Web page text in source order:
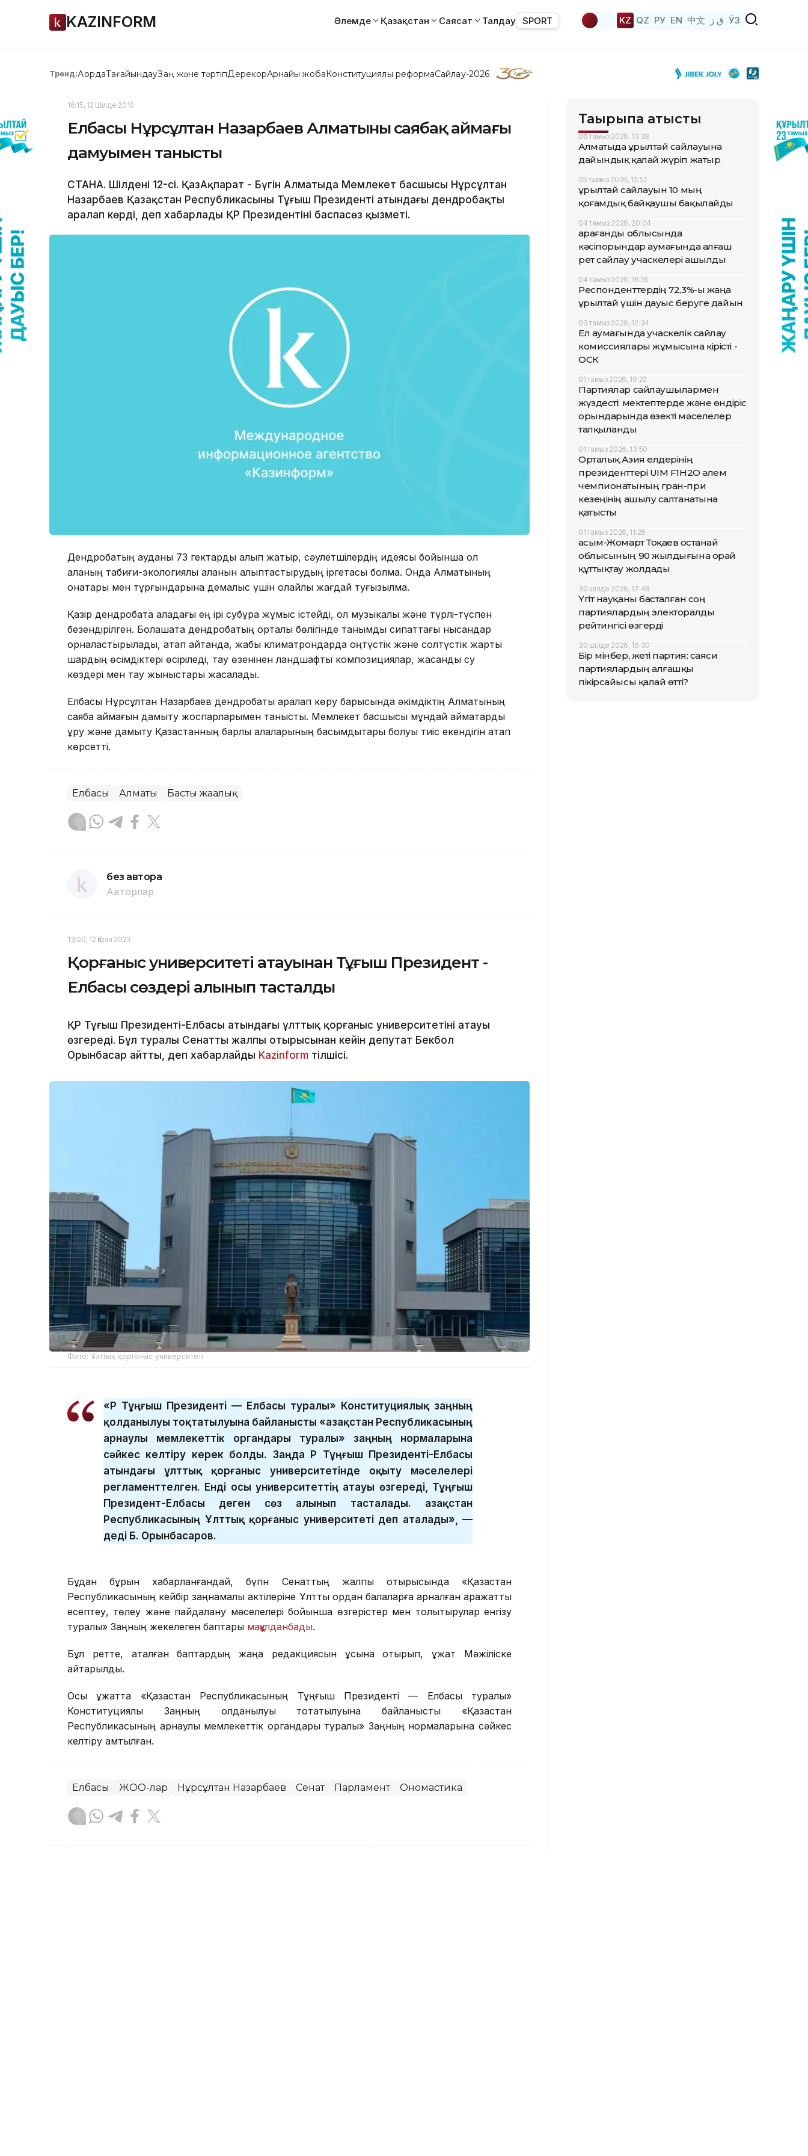
KAZINFORM Әлемде Қазақстан Саясат Талдау SPORT KZ QZ РУ EN 中文 ق ز ЎЗ
Тренд:АқордаТағайындауЗаң және тәртіпДерекқорАрнайы жобаКонституциялық реформаСайлау-2026
16:15, 12 Шілде 2010
Елбасы Нұрсұлтан Назарбаев Алматының саябақ аймағы
дамуымен танысты
СТАНА. Шілденің 12-сі. ҚазАқпарат - Бүгін Алматыда Мемлекет басшысы Нұрсұлтан
Назарбаев Қазақстан Республикасының Тұңғыш Президенті атындағы дендробақты
аралап көрді, деп хабарлады ҚР Президентінің баспасөз қызметі.
Дендробақтың ауданы 73 гектарды алып жатыр, сәулетшілердің идеясы бойынша ол
қаланың табиғи-экологиялық қалқанын қалыптастырудың іргетасы болмақ. Онда Алматының
қонақтары мен тұрғындарына демалыс үшін қолайлы жағдай туғызылмақ.
Қазір дендробақта қаладағы ең ірі субұрқақ жұмыс істейді, ол музыкалық және түрлі-түспен
безендірілген. Болашақта дендробақтың орталық бөлігінде танымдық сипаттағы нысандар
орналастырылады, атап айтқанда, жабық климатрондарда оңтүстік және солтүстік жарты
шардың өсімдіктері өсіріледі, тау өзенінен ландшафтық композициялар, жасанды су
көздері мен тау жыныстары жасалады.
Елбасы Нұрсұлтан Назарбаев дендробақты аралап көру барысында әкімдіктің Алматының
саябақ аймағын дамыту жоспарларымен танысты. Мемлекет басшысы мұндай аймақтарды
құру және дамыту Қазақстанның барлық қалаларының басымдықтары болуы тиіс екендігін атап
көрсетті.
Елбасы Алматы Басты жаңалық
без автора
Авторлар
13:00, 12 Қазан 2023
Қорғаныс университеті атауынан Тұңғыш Президент -
Елбасы сөздері алынып тасталды
ҚР Тұңғыш Президенті-Елбасы атындағы ұлттық қорғаныс университетінің атауы
өзгереді. Бұл туралы Сенаттың жалпы отырысынан кейін депутат Бекбол
Орынбасар айтты, деп хабарлайды Kazinform тілшісі.
Фото: Ұлттық қорғаныс университеті
«ҚР Тұңғыш Президенті — Елбасы туралы» Конституциялық заңның
қолданылуы тоқтатылуына байланысты «Қазақстан Республикасының
арнаулы мемлекеттік органдары туралы» заңның нормаларына
сәйкес келтіру керек болды. Заңда ҚР Тұңғыш Президенті-Елбасы
атындағы ұлттық қорғаныс университетінде оқыту мәселелері
регламенттелген. Енді осы университеттің атауы өзгереді, Тұңғыш
Президент-Елбасы деген сөз алынып тасталады. Қазақстан
Республикасының Ұлттық қорғаныс университеті деп аталады», —
деді Б. Орынбасаров.
Бұдан бұрын хабарланғандай, бүгін Сенаттың жалпы отырысында «Қазақстан
Республикасының кейбір заңнамалық актілеріне Ұлттық қордан балаларға арналған қаражатты
есептеу, төлеу және пайдалану мәселелері бойынша өзгерістер мен толықтырулар енгізу
туралы» Заңның жекелеген баптары мақұлданбады.
Бұл ретте, аталған баптардың жаңа редакциясын ұсына отырып, құжат Мәжіліске
қайтарылды.
Осы құжатта «Қазақстан Республикасының Тұңғыш Президенті — Елбасы туралы»
Конституциялық Заңның қолданылуы тоқтатылуына байланысты «Қазақстан
Республикасының арнаулы мемлекеттік органдары туралы» Заңның нормаларына сәйкес
келтіру қамтылған.
Елбасы ЖОО-лар Нұрсұлтан Назарбаев Сенат Парламент Ономастика
Тақырыпқа қатысты
06 тамыз 2026, 13:28
Алматыда Құрылтай сайлауына
дайындық қалай жүріп жатыр
05 тамыз 2026, 12:52
Құрылтай сайлауын 10 мың
қоғамдық байқаушы бақылайды
04 тамыз 2026, 20:04
Қарағанды облысында
кәсіпорындар аумағында алғаш
рет сайлау учаскелері ашылды
04 тамыз 2026, 16:55
Респонденттердің 72,3%-ы жаңа
Құрылтай үшін дауыс беруге дайын
03 тамыз 2026, 12:34
Ел аумағында учаскелік сайлау
комиссиялары жұмысына кірісті -
ОСК
01 тамыз 2026, 19:22
Партиялар сайлаушылармен
жүздесті: мектептерде және өндіріс
орындарында өзекті мәселелер
талқыланды
01 тамыз 2026, 13:50
Орталық Азия елдерінің
президенттері UIM F1H2O әлем
чемпионатының гран-при
кезеңінің ашылу салтанатына
қатысты
01 тамыз 2026, 11:26
Қасым-Жомарт Тоқаев Қостанай
облысының 90 жылдығына орай
құттықтау жолдады
30 шілде 2026, 17:48
Үгіт науқаны басталған соң
партиялардың электоралды
рейтингісі өзгерді
30 шілде 2026, 16:30
Бір мінбер, жеті партия: саяси
партиялардың алғашқы
пікірсайысы қалай өтті?